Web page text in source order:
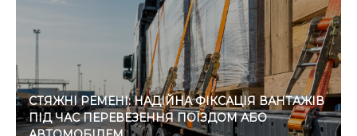
СТЯЖНІ РЕМЕНІ: НАДІЙНА ФІКСАЦІЯ ВАНТАЖІВ
ПІД ЧАС ПЕРЕВЕЗЕННЯ ПОЇЗДОМ АБО